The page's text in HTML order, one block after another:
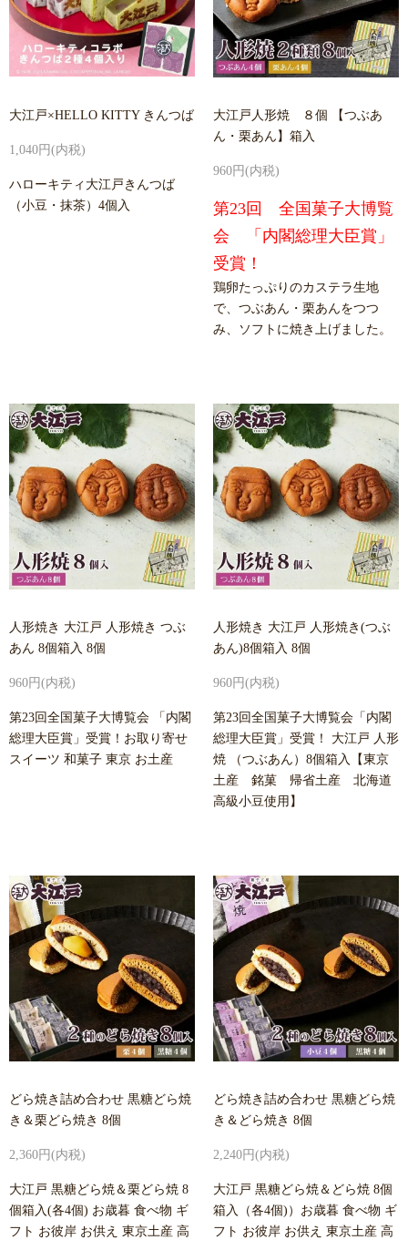
大江戸×HELLO KITTY きんつば
1,040円(内税)
ハローキティ大江戸きんつば
（小豆・抹茶）4個入
大江戸人形焼 ８個 【つぶあ
ん・栗あん】箱入
960円(内税)
第23回 全国菓子大博覧
会 「内閣総理大臣賞」
受賞！
鶏卵たっぷりのカステラ生地
で、つぶあん・栗あんをつつ
み、ソフトに焼き上げました。
人形焼き 大江戸 人形焼き つぶ
あん 8個箱入 8個
960円(内税)
第23回全国菓子大博覧会 「内閣
総理大臣賞」受賞！お取り寄せ
スイーツ 和菓子 東京 お土産
人形焼き 大江戸 人形焼き(つぶ
あん)8個箱入 8個
960円(内税)
第23回全国菓子大博覧会「内閣
総理大臣賞」受賞！ 大江戸 人形
焼 （つぶあん）8個箱入【東京
土産 銘菓 帰省土産 北海道
高級小豆使用】
どら焼き詰め合わせ 黒糖どら焼
き＆栗どら焼き 8個
2,360円(内税)
大江戸 黒糖どら焼＆栗どら焼 8
個箱入(各4個) お歳暮 食べ物 ギ
フト お彼岸 お供え 東京土産 高
どら焼き詰め合わせ 黒糖どら焼
き＆どら焼き 8個
2,240円(内税)
大江戸 黒糖どら焼＆どら焼 8個
箱入（各4個)）お歳暮 食べ物 ギ
フト お彼岸 お供え 東京土産 高